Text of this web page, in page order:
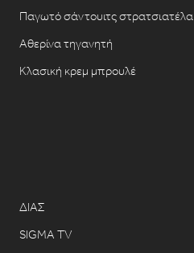
Παγωτό σάντουιτς στρατσιατέλα
Αθερίνα τηγανητή
Κλασική κρεμ μπρουλέ
ΔΙΑΣ
SIGMA TV